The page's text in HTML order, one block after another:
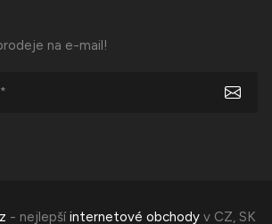
na e-mail!
- nejlepšíinternetové obchody v CZ, SK